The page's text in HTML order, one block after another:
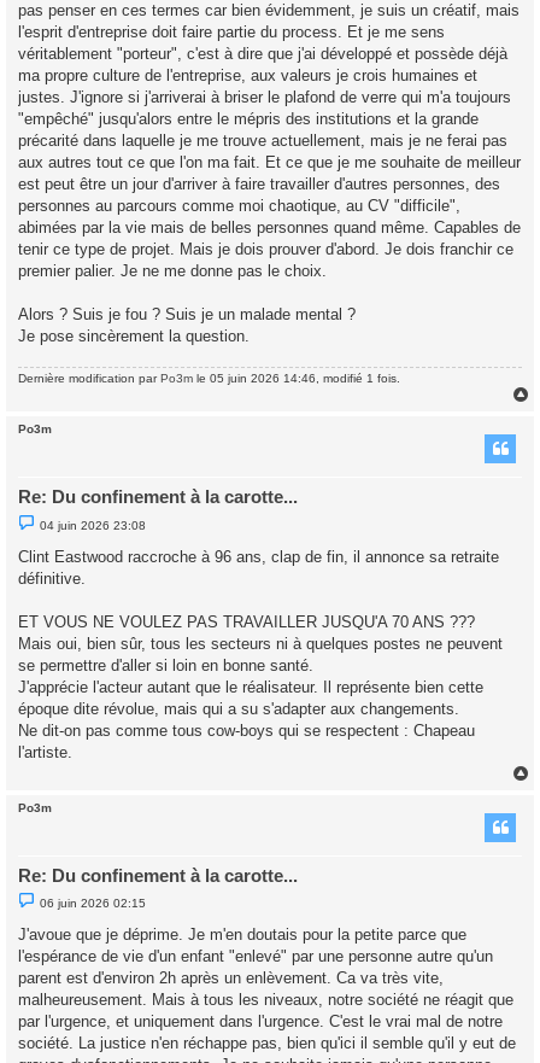
pas penser en ces termes car bien évidemment, je suis un créatif, mais
l'esprit d'entreprise doit faire partie du process. Et je me sens
véritablement "porteur", c'est à dire que j'ai développé et possède déjà
ma propre culture de l'entreprise, aux valeurs je crois humaines et
justes. J'ignore si j'arriverai à briser le plafond de verre qui m'a toujours
"empêché" jusqu'alors entre le mépris des institutions et la grande
précarité dans laquelle je me trouve actuellement, mais je ne ferai pas
aux autres tout ce que l'on ma fait. Et ce que je me souhaite de meilleur
est peut être un jour d'arriver à faire travailler d'autres personnes, des
personnes au parcours comme moi chaotique, au CV "difficile",
abimées par la vie mais de belles personnes quand même. Capables de
tenir ce type de projet. Mais je dois prouver d'abord. Je dois franchir ce
premier palier. Je ne me donne pas le choix.
Alors ? Suis je fou ? Suis je un malade mental ?
Je pose sincèrement la question.
Dernière modification parPo3m le 05 juin 2026 14:46, modifié 1 fois.
Po3m
Re: Du confinement à la carotte...
M
e
s
a
n
o
n
u
04 juin 2026 23:08
Clint Eastwood raccroche à 96 ans, clap de fin, il annonce sa retraite
définitive.
ET VOUS NE VOULEZ PAS TRAVAILLER JUSQU'A 70 ANS ???
Mais oui, bien sûr, tous les secteurs ni à quelques postes ne peuvent
se permettre d'aller si loin en bonne santé.
J'apprécie l'acteur autant que le réalisateur. Il représente bien cette
époque dite révolue, mais qui a su s'adapter aux changements.
Ne dit-on pas comme tous cow-boys qui se respectent : Chapeau
l'artiste.
Po3m
Re: Du confinement à la carotte...
M
e
s
a
g
e
n
n
l
06 juin 2026 02:15
J'avoue que je déprime. Je m'en doutais pour la petite parce que
l'espérance de vie d'un enfant "enlevé" par une personne autre qu'un
parent est d'environ 2h après un enlèvement. Ca va très vite,
malheureusement. Mais à tous les niveaux, notre société ne réagit que
par l'urgence, et uniquement dans l'urgence. C'est le vrai mal de notre
société. La justice n'en réchappe pas, bien qu'ici il semble qu'il y eut de